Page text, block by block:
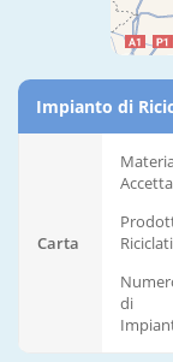
Impianto di
Carta
di